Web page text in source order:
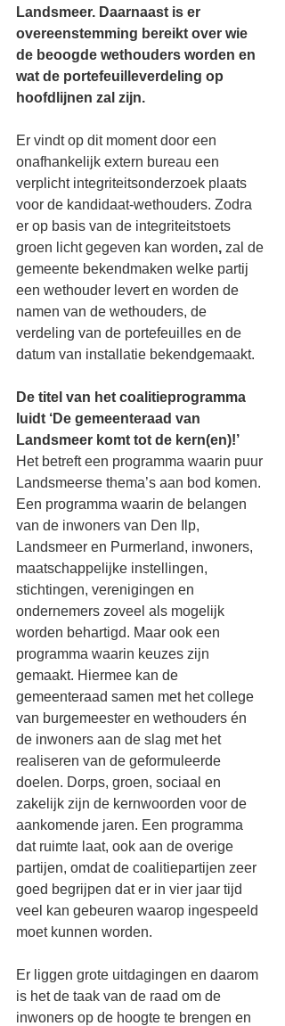
Landsmeer. Daarnaast is er
overeenstemming bereikt over wie
de beoogde wethouders worden en
wat de portefeuilleverdeling op
hoofdlijnen zal zijn.
Er vindt op dit moment door een
onafhankelijk extern bureau een
verplicht integriteitsonderzoek plaats
voor de kandidaat-wethouders. Zodra
er op basis van de integriteitstoets
groen licht gegeven kan worden, zal de
gemeente bekendmaken welke partij
een wethouder levert en worden de
namen van de wethouders, de
verdeling van de portefeuilles en de
datum van installatie bekendgemaakt.
De titel van het coalitieprogramma
luidt ‘De gemeenteraad van
Landsmeer komt tot de kern(en)!’
Het betreft een programma waarin puur
Landsmeerse thema’s aan bod komen.
Een programma waarin de belangen
van de inwoners van Den Ilp,
Landsmeer en Purmerland, inwoners,
maatschappelijke instellingen,
stichtingen, verenigingen en
ondernemers zoveel als mogelijk
worden behartigd. Maar ook een
programma waarin keuzes zijn
gemaakt. Hiermee kan de
gemeenteraad samen met het college
van burgemeester en wethouders én
de inwoners aan de slag met het
realiseren van de geformuleerde
doelen. Dorps, groen, sociaal en
zakelijk zijn de kernwoorden voor de
aankomende jaren. Een programma
dat ruimte laat, ook aan de overige
partijen, omdat de coalitiepartijen zeer
goed begrijpen dat er in vier jaar tijd
veel kan gebeuren waarop ingespeeld
moet kunnen worden.
Er liggen grote uitdagingen en daarom
is het de taak van de raad om de
inwoners op de hoogte te brengen en